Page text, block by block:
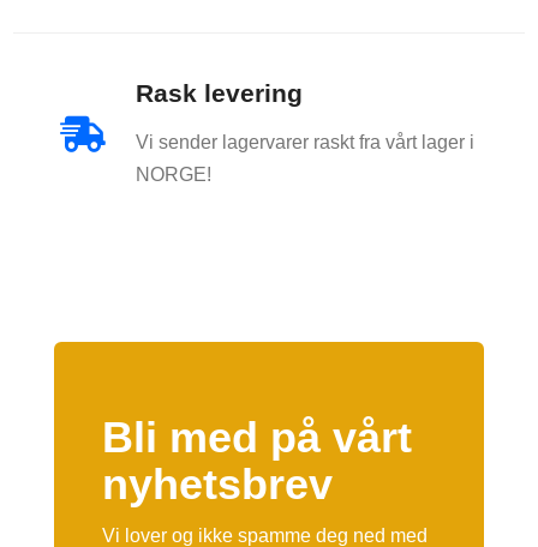

Rask levering
Vi sender lagervarer raskt fra vårt lager i
NORGE!
Bli med på vårt
nyhetsbrev
Vi lover og ikke spamme deg ned med